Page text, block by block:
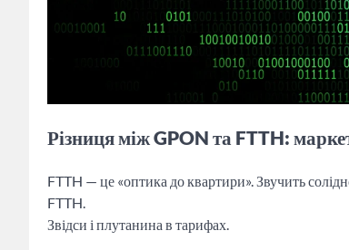
Різниця між GPON та FTTH:
FTTH — це «оптика до квартири». Звучить
FTTH.
Звідси і плутанина в тарифах.